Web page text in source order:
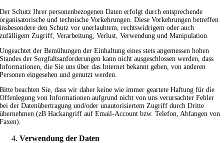
Der Schutz Ihrer personenbezogenen Daten erfolgt durch entsprechende
organisatorische und technische Vorkehrungen. Diese Vorkehrungen betreffen
insbesondere den Schutz vor unerlaubtem, rechtswidrigem oder auch
zufälligem Zugriff, Verarbeitung, Verlust, Verwendung und Manipulation.
Ungeachtet der Bemühungen der Einhaltung eines stets angemessen hohen
Standes der Sorgfaltsanforderungen kann nicht ausgeschlossen werden, dass
Informationen, die Sie uns über das Internet bekannt geben, von anderen
Personen eingesehen und genutzt werden.
Bitte beachten Sie, dass wir daher keine wie immer geartete Haftung für die
Offenlegung von Informationen aufgrund nicht von uns verursachter Fehler
bei der Datenübertragung und/oder unautorisiertem Zugriff durch Dritte
übernehmen (zB Hackangriff auf Email-Account bzw. Telefon, Abfangen von
Faxen).
Verwendung der Daten